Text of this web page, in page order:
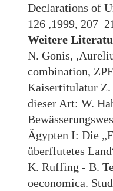
Declarations of
126 ,1999,
Weitere
N. Gonis,
combination,
Kaisertitulatur Z.
dieser Art: W.
Ägypten I: Die
überflutetes
K. Ruffing - B.
oeconomica.